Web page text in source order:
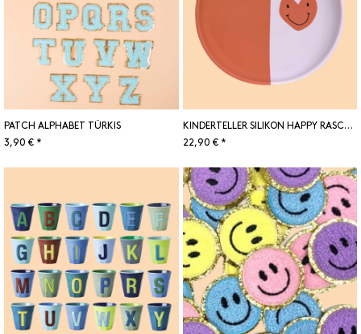
PATCH ALPHABET TÜRKIS
3,90 € *
KINDERTELLER SILIKON HAPPY RASCALS HERZ
22,90 € *